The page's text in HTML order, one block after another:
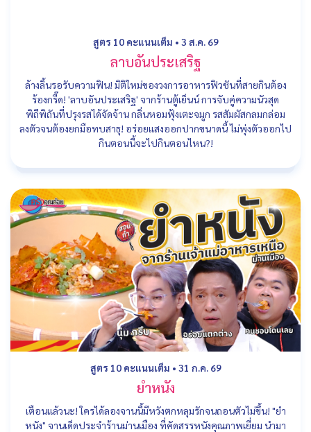
สูตร 10 คะแนนเต็ม • 3 ส.ค. 69
ลาบอันประเสริฐ
ล้างลิ้นรอรับความฟิน! มิติใหม่ของวงการอาหารฟิวชันที่สายกินต้อง
ร้องกรี๊ด! 'ลาบอันประเสริฐ' จากร้านตู้เย็นน์ การจับคู่ความนัวสุด
พิถีพิถันที่ปรุงรสได้จัดจ้าน กลิ่นหอมฟุ้งเตะจมูก รสสัมผัสกลมกล่อม
ลงตัวจนต้องยกมือทบสาธุ! อร่อยแสงออกปากขนาดนี้ ไม่พุ่งตัวออกไป
กินตอนนี้จะไปกินตอนไหน?!
สูตร 10 คะแนนเต็ม • 31 ก.ค. 69
ยำหนัง
เตือนแล้วนะ! ใครได้ลองจานนี้มีหวังตกหลุมรักจนถอนตัวไม่ขึ้น! "ยำ
หนัง" จานเด็ดประจำร้านม่านเมือง ที่คัดสรรหนังคุณภาพเยี่ยม นำมา